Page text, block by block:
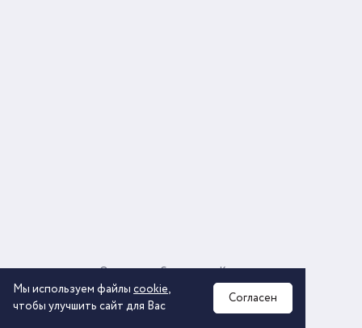
2026 © ООО «КОМОС ГРУПП» «Торговая компания»
О компании Соглашение
Политика обработки персональных данных
Контакты
Мы используем файлы cookie,
чтобы улучшить сайт для Вас
Согласен